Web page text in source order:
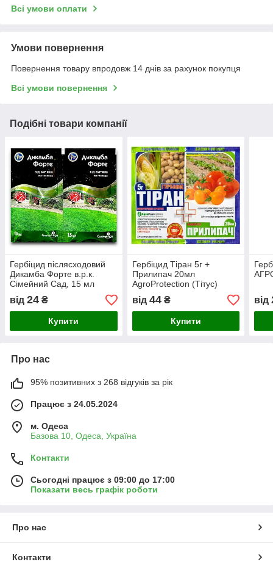
Всі умови оплати
Умови повернення
Повернення товару впродовж 14 днів за рахунок покупця
Всі умови повернення
Подібні товари компанії
Гербіцид післясходовий
Дикамба Форте в.р.к.
Сімейний Сад, 15 мл
від 24 ₴
Купити
Гербіцид Тіран 5г +
Прилипач 20мл
AgroProtection (Тітус)
від 44₴
Купити
від
Про нас
95% позитивних з 268 відгуків за рік
Працює з 24.05.2024
м. Одеса
Базова 10, Одеса, Україна
Контакти
Сьогодні працює з 09:00 до 17:00
Показати весь графік роботи
Про нас
Контакти